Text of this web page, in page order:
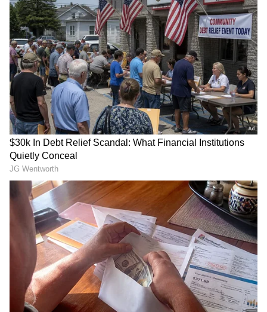
ನಟರಂಗ ರಂಗಭೂಮಿ ತಂಡದಲ್ಲಿ ನಟನೆಯ ಪಟ್ಟುಗಳನ್ನು
ಕಲಿತಿದ್ದ ದಿಲೀಪ್ ರಾಜ್ , ಜನನಿ, ಅರ್ಧಸತ್ಯ ಸೀರಿಯಲ್ ಗಳ
ಮೂಲಕ ಕಿರುತೆರೆ ಪಯಣ ಆರಂಭಿಸಿದ್ರು. 2005 ರಲ್ಲಿ ಬಂದ
ಬಾಯ್ ಪ್ರೆಂಡ್ ಸಿನಿಮಾ ಮೂಲಕ ನಾಯಕ ನಟ ಆಗಿ ಬಿಗ್
ಸ್ಕ್ರೀನ್ ಗೂ ಎಂಟ್ರಿ ಕೊಟ್ಟಿದ್ದರು.
ದಿಲೀಪ್ ರಾಜ್ ಪ್ರತಿಭೆಗೆ ತಕ್ಕಂಥ ಪಾತ್ರಗಳು ಸಿನಿರಂಗದಲ್ಲಿ
ಸಿಗಲಿಲ್ಲ. ಆದರೇನಂತೆ ಸಿಕ್ಕ ಪಾತ್ರಗಳನ್ನ ದಿಲೀಪ್ ಅಚ್ಚು
ಕಟ್ಟಾಗಿ ಮಾಡ್ತಾ ಇದ್ರು.ಪೊಲೀಸ್ ಕ್ವಾಟ್ರಸ್, ಟೋನಿ, ಯು
ಟರ್ನ್ ಅಂಬಿ ನಿಂಗ್ ವಯಸ್ಸಾಯ್ತೋ ಸೇರಿದಂತೆ 20 ಕ್ಕೂ
ಕನ್ನಡ ಸಿನಿಮಾ (Kannada Cinema News), ಟಿವಿ
ಕಾರ್ಯಕ್ರಮಗಳು (Kannada TV Shows), ಸೆಲೆಬ್ರಿಟಿ
ಸುದ್ದಿಗಳು ಮತ್ತು ಇತ್ತೀಚಿನ ಸುದ್ದಿಗಳಿಗಾಗಿ ಏಷ್ಯಾನೆಟ್
ಸುವರ್ಣ ನ್ಯೂಸ್‌ನಲ್ಲಿ ಮನರಂಜನಾ ವಿಭಾಗ ನೋಡಿ.
ಸಿನಿಮಾ ವಿಮರ್ಶೆಗಳು (Kannada Movies Review),
ತಾರೆಯರ ಸಂದರ್ಶನಗಳು, ಧಾರಾವಾಹಿ ಅಪ್‌ಡೇಟ್ಸ್‌,
ತೆರೆಮರೆಯ ಕಥೆಗಳು,OTT ರಿಲೀಸ್‌ಗಳ ಬಗ್ಗೆ
ಮಾಹಿತಿಯೂ ಇಲ್ಲಿದೆ.